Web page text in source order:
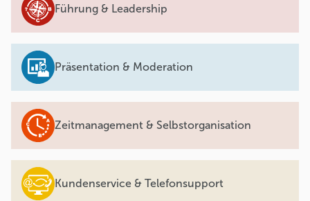
Führung & Leadership
Präsentation & Moderation
Zeitmanagement & Selbstorganisation
Kundenservice & Telefonsupport